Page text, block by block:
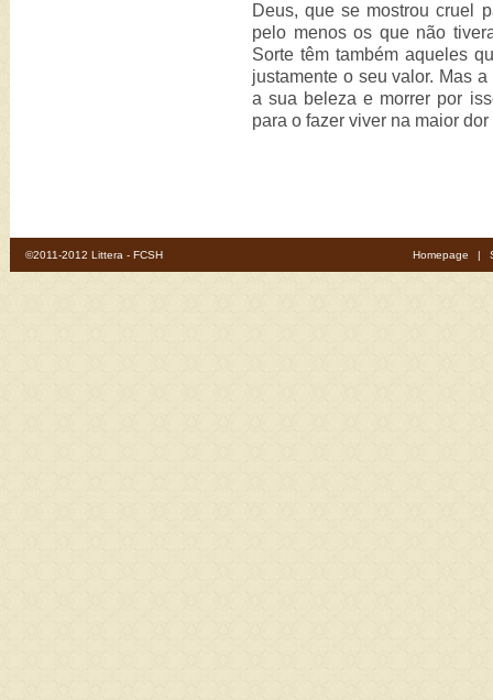
Deus, que se mostrou cruel
pelo menos os que não
Sorte têm também aqueles
justamente o seu valor. Mas
a sua beleza e morrer por
para o fazer viver na maior
©2011-2012 Littera - FCSH Homepage |